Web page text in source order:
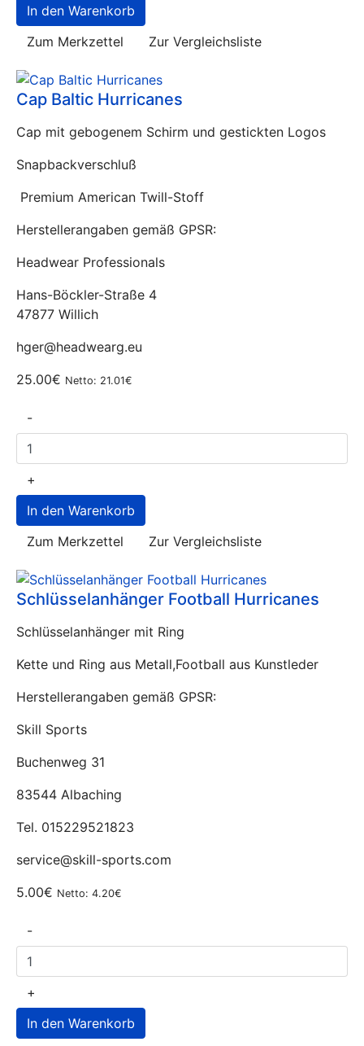
Zum Merkzettel Zur Vergleichsliste
Cap Baltic Hurricanes
Cap mit gebogenem Schirm und gestickten Logos
Snapbackverschluß
Premium American Twill-Stoff
Herstellerangaben gemäß GPSR:
Headwear Professionals
Hans-Böckler-Straße 4
47877 Willich
hger@headwearg.eu
25.00€ Netto: 21.01€
-
+
Zum Merkzettel Zur Vergleichsliste
Schlüsselanhänger Football Hurricanes
Schlüsselanhänger mit Ring
Kette und Ring aus Metall,Football aus Kunstleder
Herstellerangaben gemäß GPSR:
Skill Sports
Buchenweg 31
83544 Albaching
Tel. 015229521823
service@skill-sports.com
5.00€ Netto: 4.20€
-
+